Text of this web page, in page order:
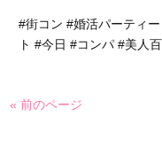
#街コン #婚活パーティ
ト #今日 #コンパ #美人
« 前のページ